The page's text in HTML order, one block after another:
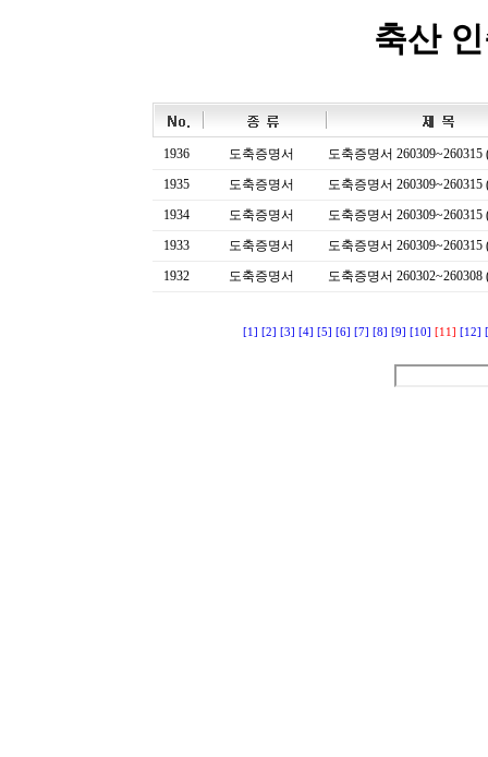
축산
1936 도축증명서
도축증명서 260309~260315
1935
도축증명서
도축증명서 260309~260315
1934
도축증명서
도축증명서 260309~260315
1933
도축증명서
도축증명서 260309~260315
1932
도축증명서 도축증명서 260302~260308
[1] [2] [3] [4] [5] [6] [7] [8] [9] [10] [11] [12]